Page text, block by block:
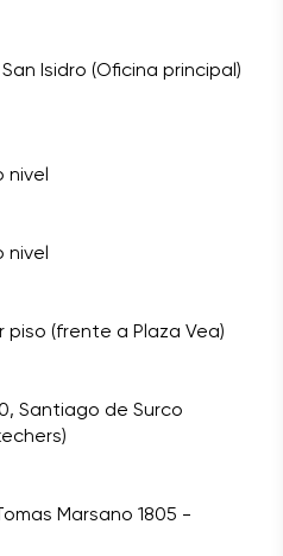
Isidro (Oficina principal)
nivel
nivel
piso (frente a Plaza Vea)
Santiago de Surco
Marsano 1805 -